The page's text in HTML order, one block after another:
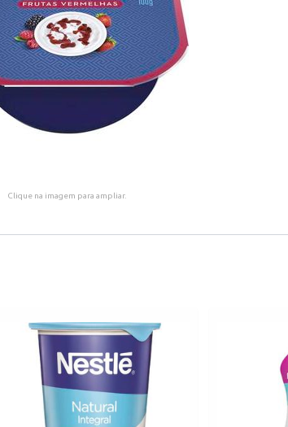
Clique na imagem para ampliar.